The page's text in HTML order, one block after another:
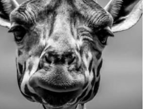
Design
BIG SLIDER